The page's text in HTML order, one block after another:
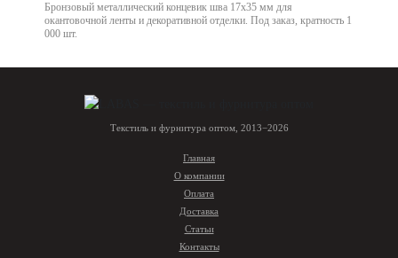
Бронзовый металлический концевик шва 17х35 мм для
окантовочной ленты и декоративной отделки. Под заказ, кратность 1
000 шт.
Текстиль и фурнитура оптом, 2013−2026
Главная
О компании
Оплата
Доставка
Статьи
Контакты